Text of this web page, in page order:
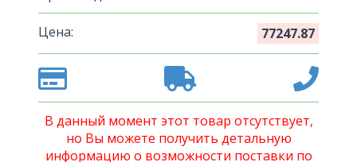
Цена: 77247.87
В данный момент этот товар отсутствует,
но Вы можете получить детальную
информацию о возможности поставки по